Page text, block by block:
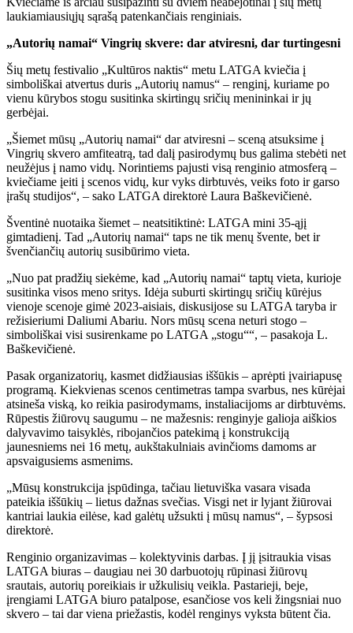
laukiamiausiųjų sąrašą patenkančiais renginiais.
„Autorių namai“ Vingrių skvere: dar atviresni, dar turtingesni
Šių metų festivalio „Kultūros naktis“ metu LATGA kviečia į
simboliškai atvertus duris „Autorių namus“ – renginį, kuriame po
vienu kūrybos stogu susitinka skirtingų sričių menininkai ir jų
gerbėjai.
„Šiemet mūsų „Autorių namai“ dar atviresni – sceną atsuksime į
Vingrių skvero amfiteatrą, tad dalį pasirodymų bus galima stebėti net
neužėjus į namo vidų. Norintiems pajusti visą renginio atmosferą –
kviečiame įeiti į scenos vidų, kur vyks dirbtuvės, veiks foto ir garso
įrašų studijos“, – sako LATGA direktorė Laura Baškevičienė.
Šventinė nuotaika šiemet – neatsitiktinė: LATGA mini 35-ąjį
gimtadienį. Tad „Autorių namai“ taps ne tik menų švente, bet ir
švenčiančių autorių susibūrimo vieta.
„Nuo pat pradžių siekėme, kad „Autorių namai“ taptų vieta, kurioje
susitinka visos meno sritys. Idėja suburti skirtingų sričių kūrėjus
vienoje scenoje gimė 2023-aisiais, diskusijose su LATGA taryba ir
režisieriumi Daliumi Abariu. Nors mūsų scena neturi stogo –
simboliškai visi susirenkame po LATGA „stogu““, – pasakoja L.
Baškevičienė.
Pasak organizatorių, kasmet didžiausias iššūkis – aprėpti įvairiapusę
programą. Kiekvienas scenos centimetras tampa svarbus, nes kūrėjai
atsineša viską, ko reikia pasirodymams, instaliacijoms ar dirbtuvėms.
Rūpestis žiūrovų saugumu – ne mažesnis: renginyje galioja aiškios
dalyvavimo taisyklės, ribojančios patekimą į konstrukciją
jaunesniems nei 16 metų, aukštakulniais avinčioms damoms ar
apsvaigusiems asmenims.
„Mūsų konstrukcija įspūdinga, tačiau lietuviška vasara visada
pateikia iššūkių – lietus dažnas svečias. Visgi net ir lyjant žiūrovai
kantriai laukia eilėse, kad galėtų užsukti į mūsų namus“, – šypsosi
direktorė.
Renginio organizavimas – kolektyvinis darbas. Į jį įsitraukia visas
LATGA biuras – daugiau nei 30 darbuotojų rūpinasi žiūrovų
srautais, autorių poreikiais ir užkulisių veikla. Pastarieji, beje,
įrengiami LATGA biuro patalpose, esančiose vos keli žingsniai nuo
skvero – tai dar viena priežastis, kodėl renginys vyksta būtent čia.